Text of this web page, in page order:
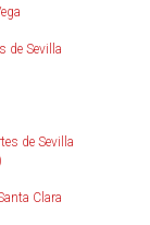
de Sevilla
de Sevilla
Clara